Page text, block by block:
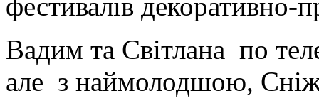
Вадим та Світлана по
але з наймолодшою,